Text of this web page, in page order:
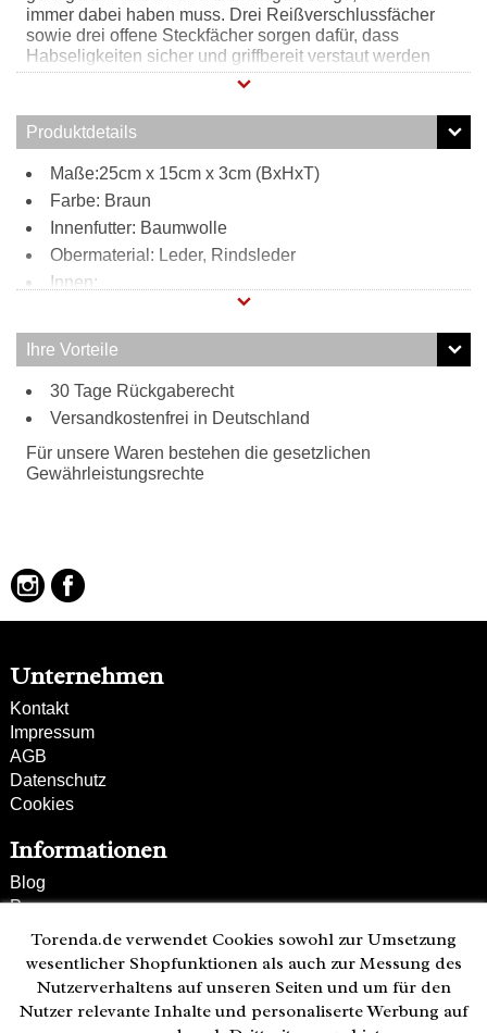
immer dabei haben muss. Drei Reißverschlussfächer
sowie drei offene Steckfächer sorgen dafür, dass
Habseligkeiten sicher und griffbereit verstaut werden
können. Durch den verstell- und abnehmbaren
Umhängetasche umfunktioniert werden, und passt somit
zu jedem Anlass.
Produktdetails
Maße:25cm x 15cm x 3cm (BxHxT)
Farbe: Braun
Innenfutter: Baumwolle
Obermaterial: Leder, Rindsleder
Innen:
3 Reißverschlussfächer
3 Steckfächer
Außen:
1 Reißverschlussfach
Tragweise:
Clutch
Schulterriemen
Ihre Vorteile
30 Tage Rückgaberecht
Versandkostenfrei in Deutschland
Für unsere Waren bestehen die gesetzlichen
Gewährleistungsrechte
Unternehmen
Kontakt
Impressum
AGB
Datenschutz
Cookies
Informationen
Blog
Presse
Partner
Versand und Zahlung
Bestellung wiederrufen
Kunden-Hotline
Torenda.de verwendet Cookies sowohl zur Umsetzung
wesentlicher Shopfunktionen als auch zur Messung des
Nutzerverhaltens auf unseren Seiten und um für den
Nutzer relevante Inhalte und personaliserte Werbung auf